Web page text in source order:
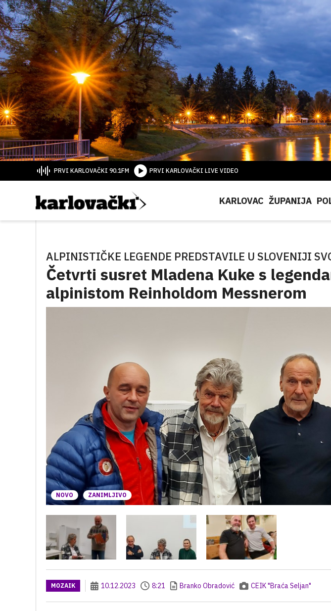
PRVI KARLOVAČKI 90.1FM PRVI KARLOVAČKI LIVE VIDEO
KARLOVAC ŽUPANIJA
ALPINISTIČKE LEGENDE PREDSTAVILE U SLOVENIJI
Četvrti susret Mladena Kuke s
alpinistom Reinholdom Messnerom
NOVO ZANIMLJIVO
MOZAIK 10.12.2023 8:21 Branko Obradović CEIK "Braća Seljan"